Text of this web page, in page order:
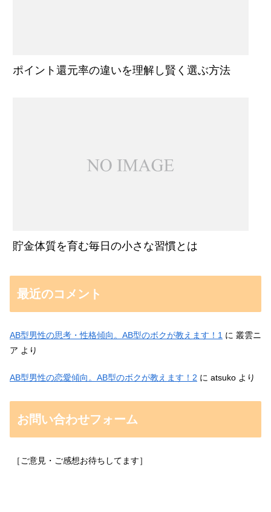
ポイント還元率の違いを理解し賢く選ぶ方法
貯金体質を育む毎日の小さな習慣とは
最近のコメント
AB型男性の思考・性格傾向。AB型のボクが教えます！1 に 叢雲ニ
ア より
AB型男性の恋愛傾向。AB型のボクが教えます！2 に atsuko より
お問い合わせフォーム
［ご意見・ご感想お待ちしてます］